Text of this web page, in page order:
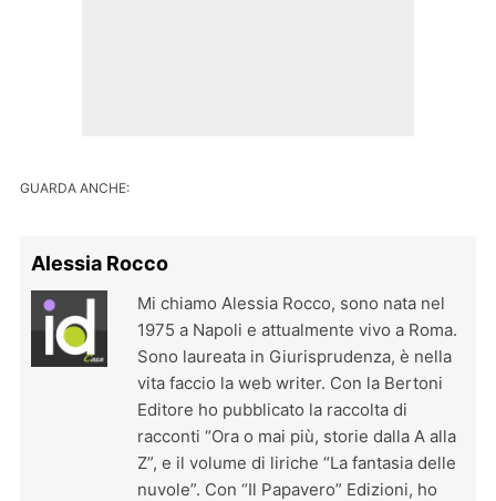
GUARDA ANCHE:
Alessia Rocco
Mi chiamo Alessia Rocco, sono nata nel
1975 a Napoli e attualmente vivo a Roma.
Sono laureata in Giurisprudenza, è nella
vita faccio la web writer. Con la Bertoni
Editore ho pubblicato la raccolta di
racconti “Ora o mai più, storie dalla A alla
Z”, e il volume di liriche “La fantasia delle
nuvole”. Con “Il Papavero” Edizioni, ho